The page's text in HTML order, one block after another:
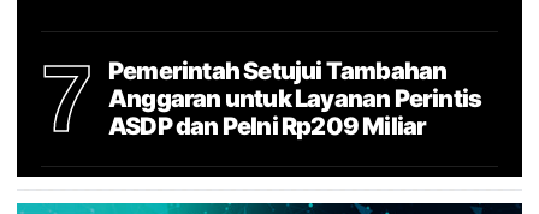
7
Pemerintah Setujui Tambahan
Anggaran untuk Layanan Perintis
ASDP dan Pelni Rp209 Miliar